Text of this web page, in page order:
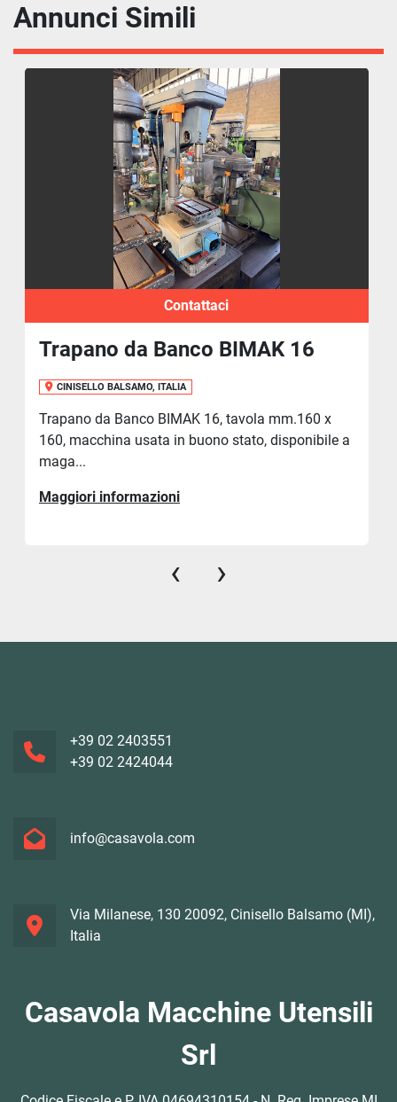
Annunci Simili
Contattaci
Trapano da Banco BIMAK 16
CINISELLO BALSAMO, ITALIA
Trapano da Banco BIMAK 16, tavola mm.160 x
160, macchina usata in buono stato, disponibile a
maga...
Maggiori informazioni
‹ ›
+39 02 2403551
+39 02 2424044
info@casavola.com
Via Milanese, 130 20092, Cinisello Balsamo (MI),
Italia
Casavola Macchine Utensili
Srl